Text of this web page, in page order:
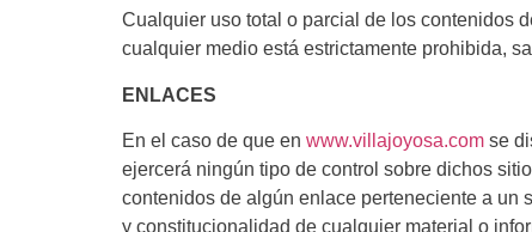
Cualquier uso total o parcial de los contenidos
cualquier medio está estrictamente prohibida,
ENLACES
En el caso de que en www.villajoyosa.com se
ejercerá ningún tipo de control sobre dichos
contenidos de algún enlace perteneciente a
y constitucionalidad de cualquier material o